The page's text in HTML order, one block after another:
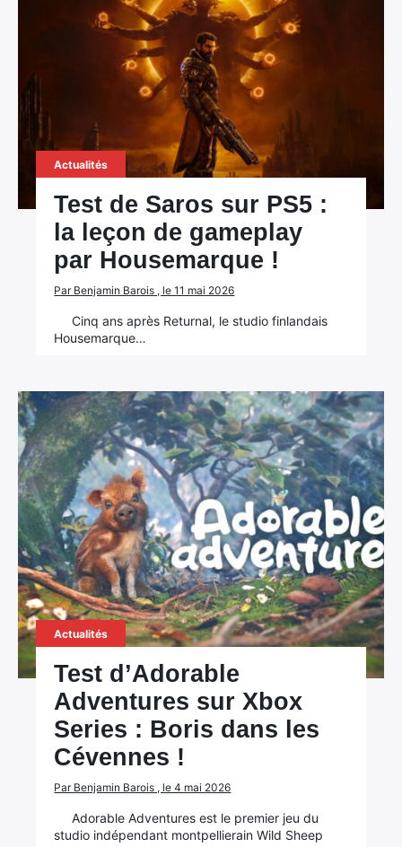
Actualités
Test de Saros sur PS5 :
la leçon de gameplay
par Housemarque !
Par Benjamin Barois , le 11 mai 2026
Cinq ans après Returnal, le studio finlandais
Housemarque…
Actualités
Test d’Adorable
Adventures sur Xbox
Series : Boris dans les
Cévennes !
Par Benjamin Barois , le 4 mai 2026
Adorable Adventures est le premier jeu du
studio indépendant montpellierain Wild Sheep